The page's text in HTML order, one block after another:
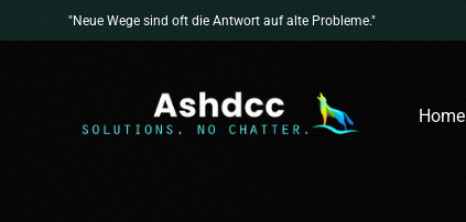
"Neue Wege sind oft die Antwort auf alte Probleme."
Home